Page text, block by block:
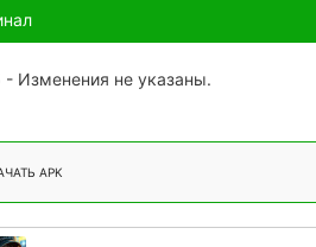
- Изменения не указаны.
APK